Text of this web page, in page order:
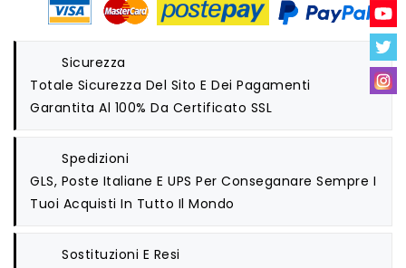
Sicurezza
Totale Sicurezza Del Sito E Dei Pagamenti
Garantita Al 100% Da Certificato SSL
Spedizioni
GLS, Poste Italiane E UPS Per Conseganare Sempre I
Tuoi Acquisti In Tutto Il Mondo
Sostituzioni E Resi